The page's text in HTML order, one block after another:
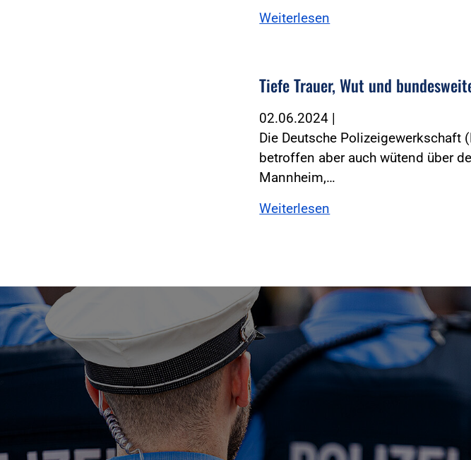
Weiterlesen
Tiefe Trauer, Wut und
02.06.2024 |
Die Deutsche Polizeigewerkschaft
betroffen aber auch wütend über
Mannheim,…
Weiterlesen